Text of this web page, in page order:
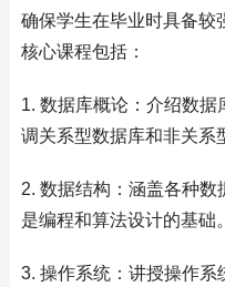
确保学生在毕业时具备较
核心课程包括：
1. 数据库概论：介绍数
调关系型数据库和非关系
2. 数据结构：涵盖各种数
是编程和算法设计的基础。
3. 操作系统：讲授操作系